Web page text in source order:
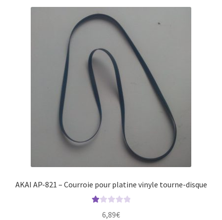
AKAI AP-821 – Courroie pour platine vinyle tourne-disque
6,89€